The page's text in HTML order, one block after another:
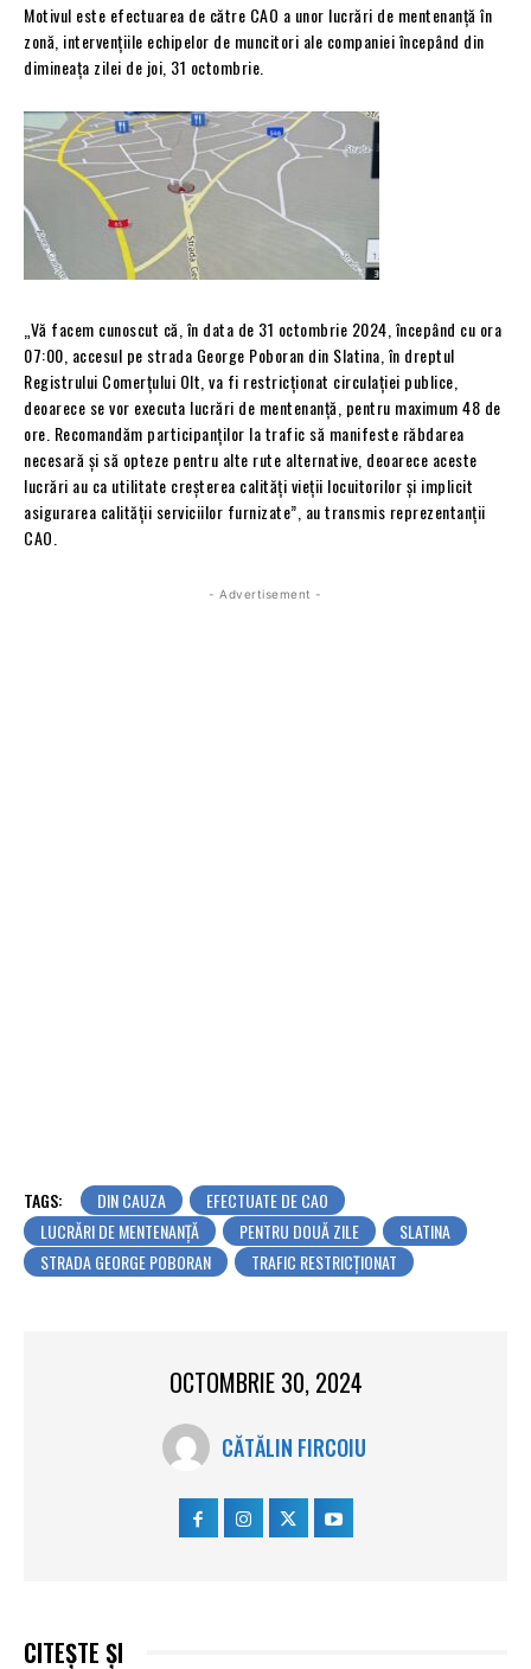
Motivul este efectuarea de către CAO a unor lucrări de mentenanță în
zonă, intervențiile echipelor de muncitori ale companiei începând din
dimineața zilei de joi, 31 octombrie.
„Vă facem cunoscut că, în data de 31 octombrie 2024, începând cu ora
07:00, accesul pe strada George Poboran din Slatina, în dreptul
Registrului Comerțului Olt, va fi restricționat circulației publice,
deoarece se vor executa lucrări de mentenanță, pentru maximum 48 de
ore. Recomandăm participanților la trafic să manifeste răbdarea
necesară și să opteze pentru alte rute alternative, deoarece aceste
lucrări au ca utilitate creșterea calități vieții locuitorilor și implicit
asigurarea calității serviciilor furnizate”, au transmis reprezentanții
CAO.
- Advertisement -
TAGS: DIN CAUZA
EFECTUATE DE CAO
LUCRĂRI DE MENTENANȚĂ
PENTRU DOUĂ ZILE
SLATINA
STRADA GEORGE POBORAN
TRAFIC RESTRICȚIONAT
OCTOMBRIE 30, 2024
CĂTĂLIN FIRCOIU
CITEȘTE ȘI